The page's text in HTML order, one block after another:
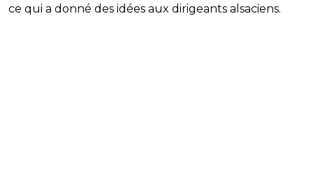
ce qui a donné des idées aux dirigeants alsaciens.